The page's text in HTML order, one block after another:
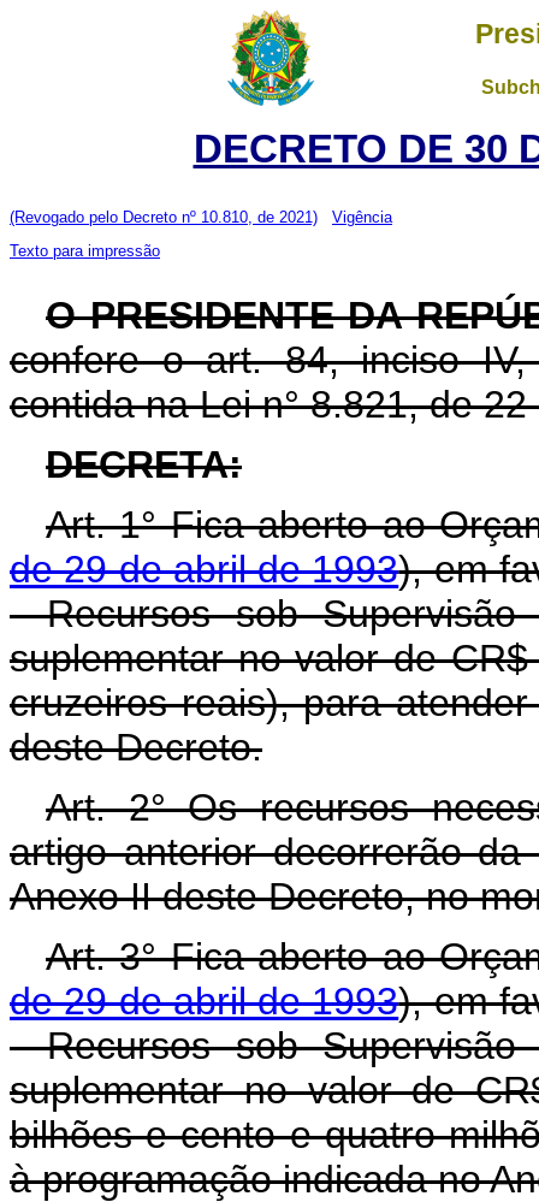
DECRETO DE 30
(Revogado pelo Decreto nº 10.810, de 2021)
Vigência
Texto para impressão
O PRESIDENTE DA
confere o art. 84, inciso
contida na Lei n° 8.821, de
DECRETA:
Art. 1° Fica aberto ao
de 29 de abril de 1993), em
- Recursos sob
suplementar no valor de
cruzeiros reais), para
deste Decreto.
Art. 2° Os recursos
artigo anterior decorrerão
Anexo II deste Decreto, no
Art. 3° Fica aberto ao
de 29 de abril de 1993), em
- Recursos sob
suplementar no valor de
bilhões e cento e quatro
à programação indicada no